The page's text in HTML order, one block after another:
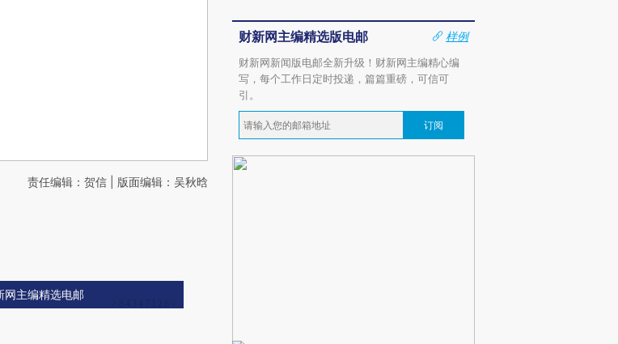
责任编辑：贺信 | 版面编辑：吴秋晗
网主编精选电邮
财新网主编精选版电邮
样例
财新网新闻版电邮全新升级！财新网主编精心编
写，每个工作日定时投递，篇篇重磅，可信可
引。
订阅